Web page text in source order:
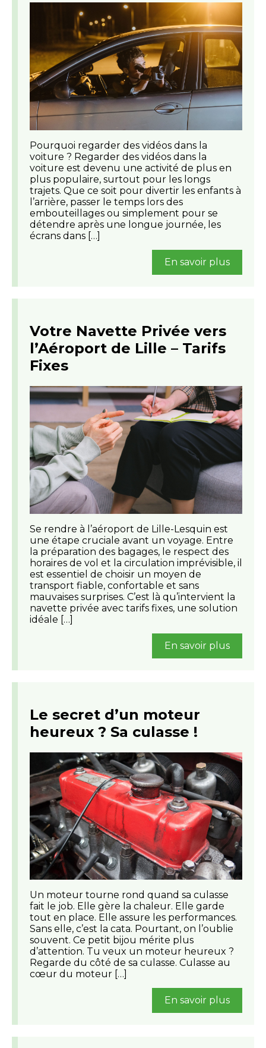
Pourquoi regarder des vidéos dans la
voiture ? Regarder des vidéos dans la
voiture est devenu une activité de plus en
plus populaire, surtout pour les longs
trajets. Que ce soit pour divertir les enfants à
l’arrière, passer le temps lors des
embouteillages ou simplement pour se
détendre après une longue journée, les
écrans dans […]
En savoir plus
Votre Navette Privée vers
l’Aéroport de Lille – Tarifs
Fixes
Se rendre à l’aéroport de Lille-Lesquin est
une étape cruciale avant un voyage. Entre
la préparation des bagages, le respect des
horaires de vol et la circulation imprévisible, il
est essentiel de choisir un moyen de
transport fiable, confortable et sans
mauvaises surprises. C’est là qu’intervient la
navette privée avec tarifs fixes, une solution
idéale […]
En savoir plus
Le secret d’un moteur
heureux ? Sa culasse !
Un moteur tourne rond quand sa culasse
fait le job. Elle gère la chaleur. Elle garde
tout en place. Elle assure les performances.
Sans elle, c’est la cata. Pourtant, on l’oublie
souvent. Ce petit bijou mérite plus
d’attention. Tu veux un moteur heureux ?
Regarde du côté de sa culasse. Culasse au
cœur du moteur […]
En savoir plus